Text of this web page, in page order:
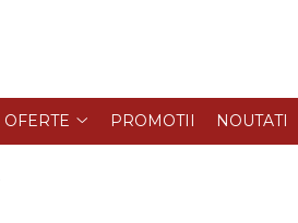
OFERTE PROMOTII NOUTATI